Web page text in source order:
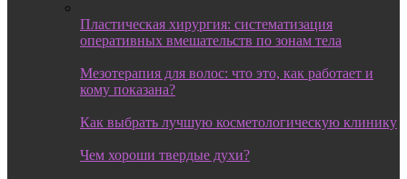
Пластическая хирургия: систематизация
оперативных вмешательств по зонам тела
Мезотерапия для волос: что это, как работает и
кому показана?
Как выбрать лучшую косметологическую клинику
Чем хороши твердые духи?